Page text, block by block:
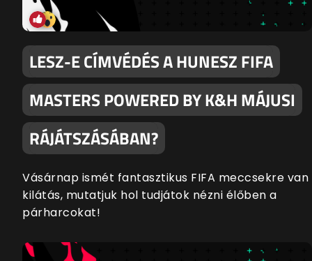
LESZ-E CÍMVÉDÉS A HUNESZ FIFA
MASTERS POWERED BY K&H MÁJUSI
RÁJÁTSZÁSÁBAN?
Vásárnap ismét fantasztikus FIFA meccsekre van
kilátás, mutatjuk hol tudjátok nézni élőben a
párharcokat!